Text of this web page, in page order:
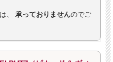
、 承っておりませんのでご